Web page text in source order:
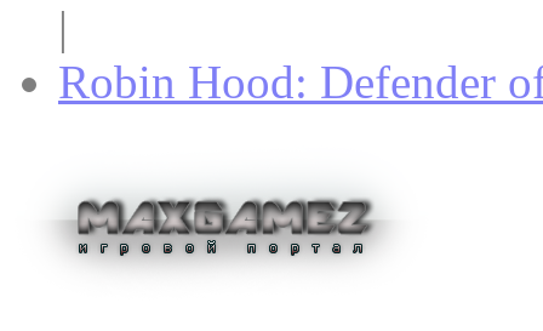
|
Robin Hood: Defender